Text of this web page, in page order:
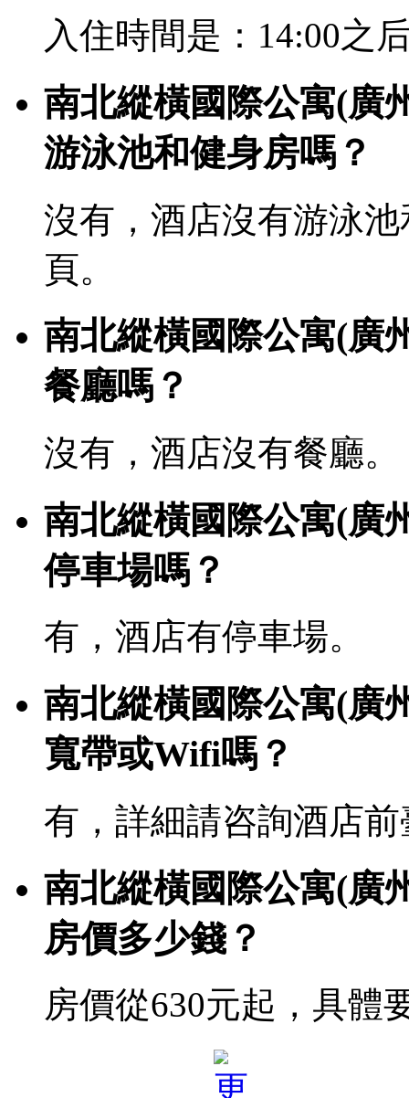
入住時間是：14:00之
南北縱橫國際公寓(廣
游泳池和健身房嗎？
沒有，酒店沒有游泳
頁。
南北縱橫國際公寓(廣
餐廳嗎？
沒有，酒店沒有餐廳。
南北縱橫國際公寓(廣
停車場嗎？
有，酒店有停車場。
南北縱橫國際公寓(廣
寬帶或Wifi嗎？
有，詳細請咨詢酒店前
南北縱橫國際公寓(廣
房價多少錢？
房價從630元起，具體